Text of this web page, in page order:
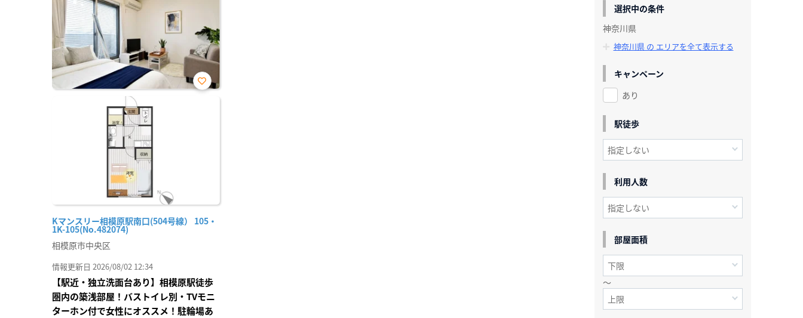
Kマンスリー相模原駅南口(504号線） 105・
1K-105(No.482074)
お気
相模原市中央区
情報更新日 2026/08/02 12:34
【駅近・独立洗面台あり】相模原駅徒歩
圏内の築浅部屋！バストイレ別・TVモニ
ターホン付で女性にオススメ！駐輪場あ
選択中の条件
神奈川県
神奈川県 の エリアを全て表示する
キャンペーン
あり
駅徒歩
利用人数
部屋面積
～